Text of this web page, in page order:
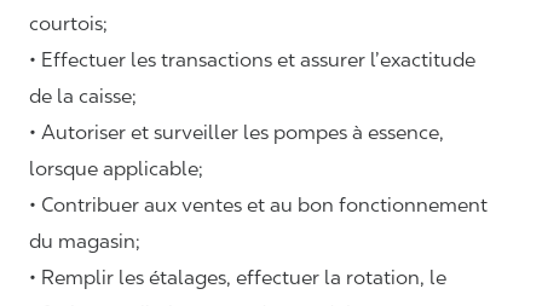
courtois;
• Effectuer les transactions et assurer l’exactitude
de la caisse;
• Autoriser et surveiller les pompes à essence,
lorsque applicable;
• Contribuer aux ventes et au bon fonctionnement
du magasin;
• Remplir les étalages, effectuer la rotation, le